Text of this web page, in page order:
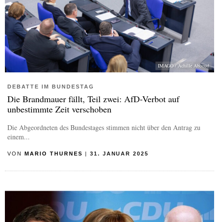
IMAGO / Achille Abboud
DEBATTE IM BUNDESTAG
Die Brandmauer fällt, Teil zwei: AfD-Verbot auf
unbestimmte Zeit verschoben
Die Abgeordneten des Bundestages stimmen nicht über den Antrag zu
einem...
VON MARIO THURNES 31. JANUAR 2025